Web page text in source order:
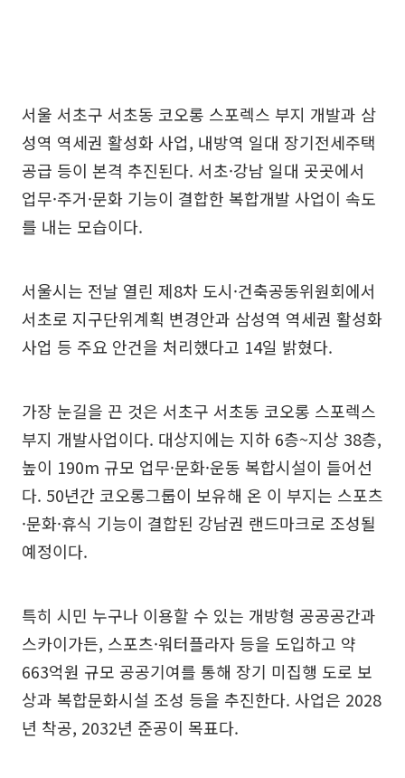
서울 서초구 서초동 코오롱 스포렉스 부지 개발과 삼
성역 역세권 활성화 사업, 내방역 일대 장기전세주택
공급 등이 본격 추진된다. 서초·강남 일대 곳곳에서
업무·주거·문화 기능이 결합한 복합개발 사업이 속도
를 내는 모습이다.
서울시는 전날 열린 제8차 도시·건축공동위원회에서
서초로 지구단위계획 변경안과 삼성역 역세권 활성화
사업 등 주요 안건을 처리했다고 14일 밝혔다.
가장 눈길을 끈 것은 서초구 서초동 코오롱 스포렉스
부지 개발사업이다. 대상지에는 지하 6층~지상 38층,
높이 190m 규모 업무·문화·운동 복합시설이 들어선
다. 50년간 코오롱그룹이 보유해 온 이 부지는 스포츠
·문화·휴식 기능이 결합된 강남권 랜드마크로 조성될
예정이다.
특히 시민 누구나 이용할 수 있는 개방형 공공공간과
스카이가든, 스포츠·워터플라자 등을 도입하고 약
663억원 규모 공공기여를 통해 장기 미집행 도로 보
상과 복합문화시설 조성 등을 추진한다. 사업은 2028
년 착공, 2032년 준공이 목표다.